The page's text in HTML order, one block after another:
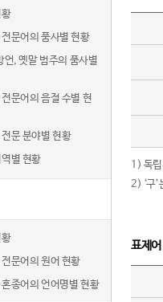
황
문어의 품사별 현황
언, 옛말 범주의 품사별
문어의 음절 수별 현
문 분야별 현황
별 현황
문어의 원어 현황
종어의 언어명별 현황
1) 독립
2) ‘구
표제